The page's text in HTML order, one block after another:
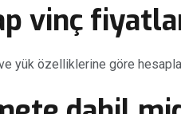
vinç
yük özelliklerine göre